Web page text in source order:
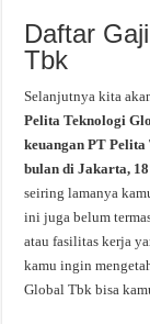
Daftar
Tbk
Selanjutnya kita
Pelita Teknologi
keuangan PT
bulan di Jakarta,
seiring lamanya
ini juga belum
atau fasilitas kerja
kamu ingin
Global Tbk bisa